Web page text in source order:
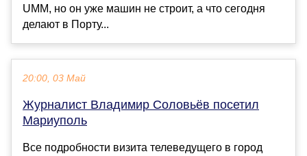
UMM, но он уже машин не строит, а что сегодня
делают в Порту...
20:00, 03 Май
Журналист Владимир Соловьёв посетил
Мариуполь
Все подробности визита телеведущего в город